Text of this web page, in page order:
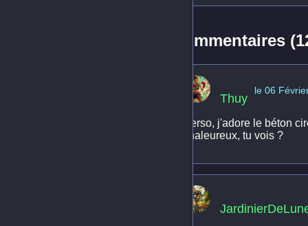
Commentaires
Thuy
le 06
Perso, j'adore le béton
chaleureux, tu vois ?